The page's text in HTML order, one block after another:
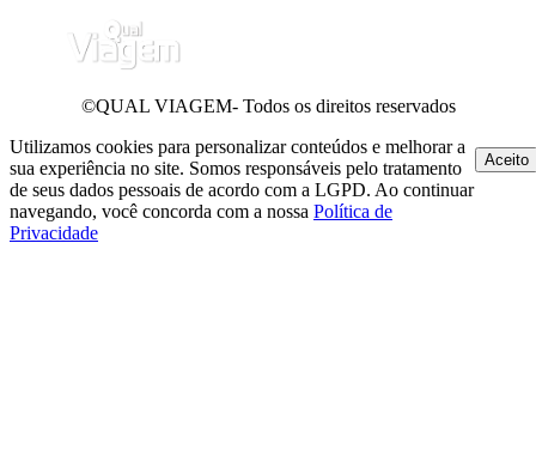
©QUAL VIAGEM- Todos os direitos reservados
Utilizamos cookies para personalizar conteúdos e melhorar a
sua experiência no site. Somos responsáveis pelo tratamento
de seus dados pessoais de acordo com a LGPD. Ao continuar
navegando, você concorda com a nossa Política de
Privacidade
Aceito